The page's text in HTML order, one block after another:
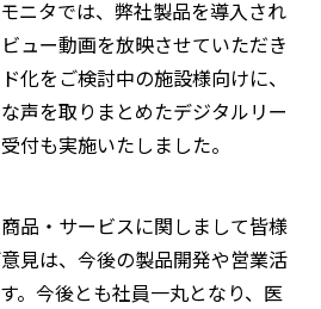
ニタでは、弊社製品を導入され
ュー動画を放映させていただき
化をご検討中の施設様向けに、
声を取りまとめたデジタルリー
付も実施いたしました。
品・サービスに関しまして皆様
見は、今後の製品開発や営業活
。今後とも社員一丸となり、医